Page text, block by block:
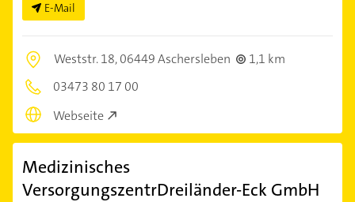
E-Mail
Weststr. 18,06449 Aschersleben
1,1 km
03473 80 17 00
Webseite
Medizinisches
VersorgungszentrDreiländer-Eck GmbH